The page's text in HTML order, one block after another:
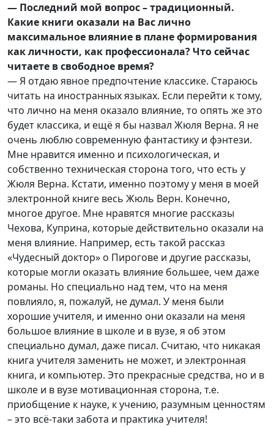
— Последний мой вопрос – традиционный.
Какие книги оказали на Вас лично
максимальное влияние в плане формирования
как личности, как профессионала? Что сейчас
читаете в свободное время?
— Я отдаю явное предпочтение классике. Стараюсь
читать на иностранных языках. Если перейти к тому,
что лично на меня оказало влияние, то опять же это
будет классика, и ещё я бы назвал Жюля Верна. Я не
очень люблю современную фантастику и фэнтези.
Мне нравится именно и психологическая, и
собственно техническая сторона того, что есть у
Жюля Верна. Кстати, именно поэтому у меня в моей
электронной книге весь Жюль Верн. Конечно,
многое другое. Мне нравятся многие рассказы
Чехова, Куприна, которые действительно оказали на
меня влияние. Например, есть такой рассказ
«Чудесный доктор» о Пирогове и другие рассказы,
которые могли оказать влияние большее, чем даже
романы. Но специально над тем, что на меня
повлияло, я, пожалуй, не думал. У меня были
хорошие учителя, и именно они оказали на меня
большое влияние в школе и в вузе, я об этом
специально думал, даже писал. Считаю, что никакая
книга учителя заменить не может, и электронная
книга, и компьютер. Это прекрасные средства, но и в
школе и в вузе мотивационная сторона, т.е.
приобщение к науке, к учению, разумным ценностям
– это всё-таки забота и практика учителя!